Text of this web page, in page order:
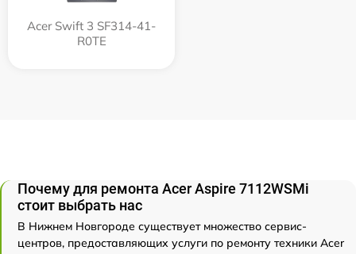
Acer Swift 3 SF314-41-
R0TE
Почему для ремонта Acer Aspire 7112WSMi
стоит выбрать нас
В Нижнем Новгороде существует множество сервис-
центров, предоставляющих услуги по ремонту техники Acer